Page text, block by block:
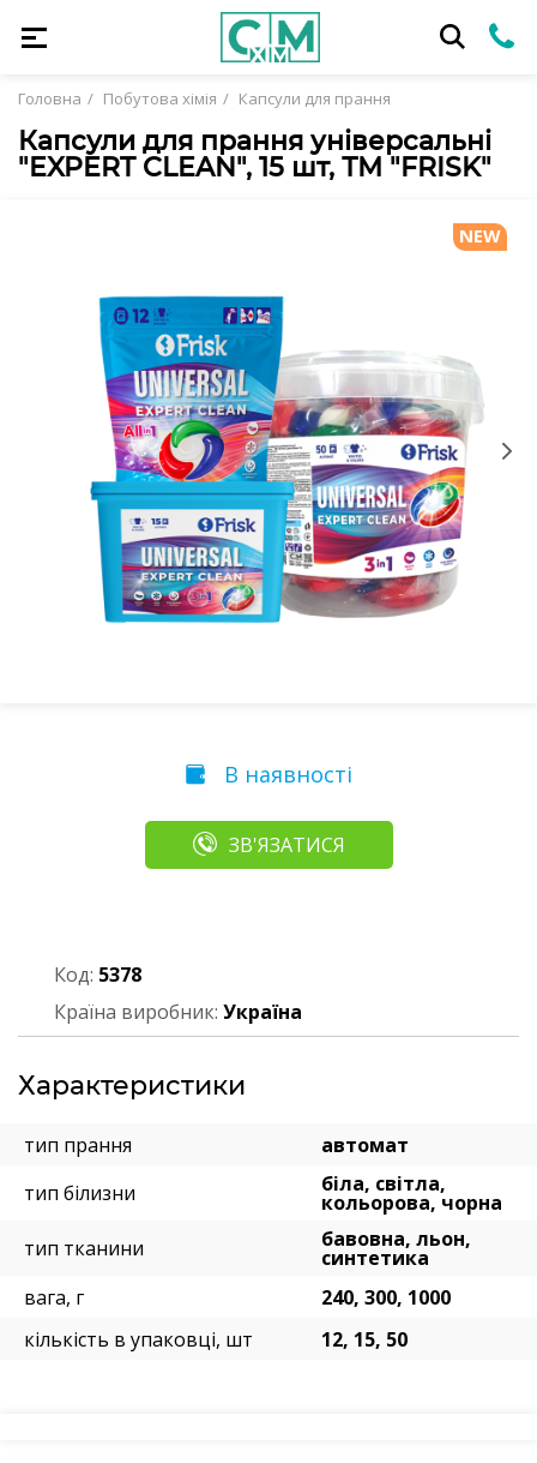
Головна Побутова хімія Капсули для прання
Капсули для прання універсальні
"EXPERT CLEAN", 15 шт, ТМ "FRISK"
NEW
В наявності
ЗВ'ЯЗАТИСЯ
Код: 5378
Країна виробник: Україна
Характеристики
тип прання
автомат
тип білизни
біла, світла,
кольорова, чорна
тип тканини
бавовна, льон,
синтетика
вага, г
240, 300, 1000
кількість в упаковці, шт
12, 15, 50